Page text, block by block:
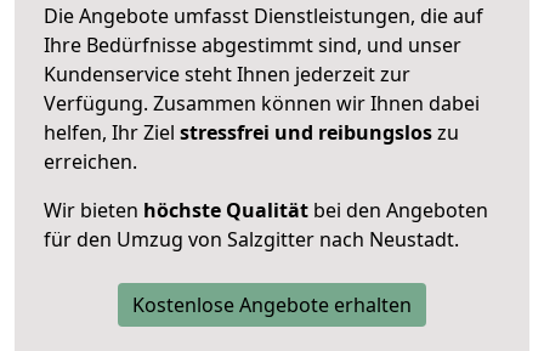
Die Angebote umfasst Dienstleistungen, die auf
Ihre Bedürfnisse abgestimmt sind, und unser
Kundenservice steht Ihnen jederzeit zur
Verfügung. Zusammen können wir Ihnen dabei
helfen, Ihr Ziel stressfrei und reibungsloszu
erreichen.
Wir bieten höchste Qualität bei den Angeboten
für den Umzug von Salzgitter nach Neustadt.
Kostenlose Angebote erhalten